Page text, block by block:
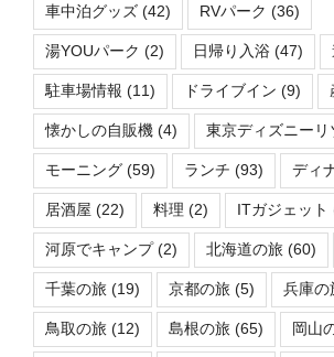
車中泊グッズ (42) RVパーク (36)
湯YOUパーク (2) 日帰り入浴 (47)
駐車場情報 (11) ドライブイン (9)
懐かしの自販機 (4) 東京ディズニーリ
モーニング (59) ランチ (93) ディ
居酒屋 (22) 料理 (2) ITガジェット
河原でキャンプ(2) 北海道の旅 (60)
千葉の旅 (19) 京都の旅 (5) 兵庫の
鳥取の旅 (12) 島根の旅 (65) 岡山